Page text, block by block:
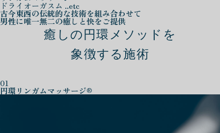
ドライオーガスム ..etc
古今東西の伝統的な技術を組み合わせて
男性に唯一無二の癒しと快をご提供
癒しの円環メソッドを
象徴する施術
01
円環リンガムマッサージ®